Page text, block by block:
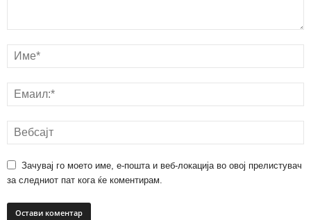
Зачувај го моето име, е-пошта и веб-локација во овој прелистувач
за следниот пат кога ќе коментирам.